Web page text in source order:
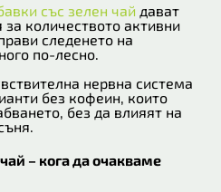
със зелен чай дават
количеството активни
следенето на
по-лесно.
нервна система
без кофеин, които
без да влияят на
– кога да очакваме